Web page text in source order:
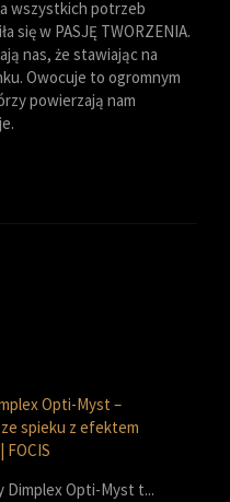
wszystkich potrzeb
się w PASJĘ TWORZENIA.
nas, że stawiając na
Owocuje to ogromnym
powierzają nam
Opti-Myst –
spieku z efektem
FOCIS
Dimplex Opti-Myst t...